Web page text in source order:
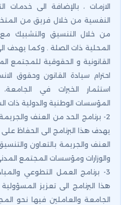
الازمات ، بالإضافة الى خدمات
النفسية من خلال فريق من
من خلال التنسيق والتشبيك
المحلية ذات الصلة . وكما يهدف
القانونية و الحقوقية للمجتمع
احترام سيادة القانون وحقوق
استثمار الخبرات في
المؤسسات الوطنية والدولية ذات
2- برنامج الحد من العنف
يهدف هذا البرنامج الى الحفاظ
العنف والجريمة بالتعاون
والوزارات ومؤسسات المجتمع
3- برنامج العمل التطوعي
هذا البرنامج الى تعزيز
الجامعة والعاملين فيها نحو